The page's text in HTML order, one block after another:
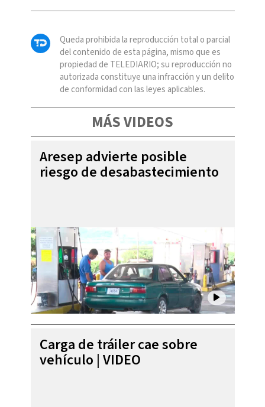
Queda prohibida la reproducción total o parcial
del contenido de esta página, mismo que es
propiedad de TELEDIARIO; su reproducción no
autorizada constituye una infracción y un delito
de conformidad con las leyes aplicables.
MÁS VIDEOS
Aresep advierte posible
riesgo de desabastecimiento
Carga de tráiler cae sobre
vehículo | VIDEO